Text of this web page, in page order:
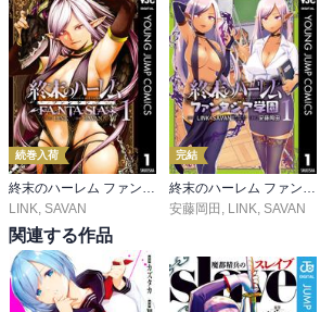
続巻入荷
終末のハーレム ファンタジア セミカラー版
LINK, SAVAN
完結
終末のハーレム ファンタジア学園
安藤岡田 , LINK, SAVAN
関連する作品